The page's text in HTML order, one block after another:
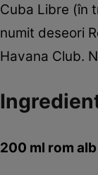
Cuba Libre (în
numit deseori
Havana Club.
200 ml rom